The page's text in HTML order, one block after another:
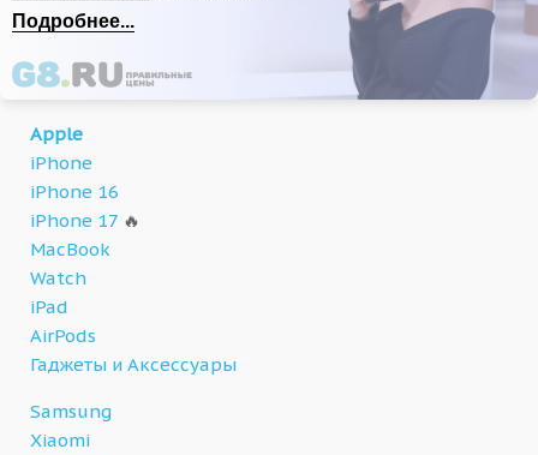
Подробнее...
Apple
iPhone
iPhone 16
iPhone 17 🔥
MacBook
Watch
iPad
AirPods
Гаджеты и Аксессуары
Samsung
Xiaomi